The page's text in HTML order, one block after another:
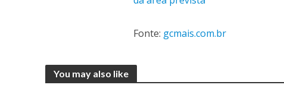
Fonte: gcmais.com.br
You may also like